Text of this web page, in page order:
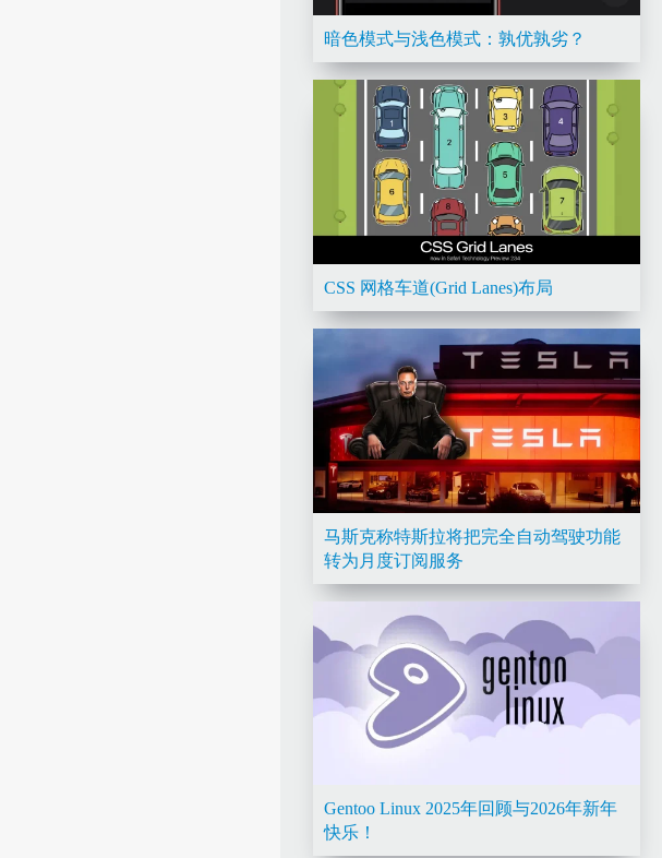
暗色模式与浅色模式：孰优孰劣？
CSS 网格车道(Grid Lanes)布局
马斯克称特斯拉将把完全自动驾驶功能
转为月度订阅服务
Gentoo Linux 2025年回顾与2026年新年
快乐！